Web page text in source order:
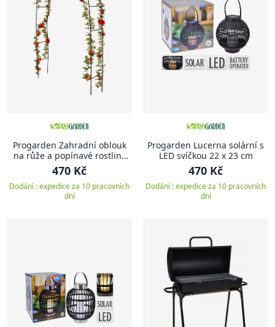
Progarden Zahradní oblouk
na růže a popínavé rostliny
140 x 240 cm
470 Kč
Dodání : expedice za 10 pracovních
dní
Progarden Lucerna solární s
LED svíčkou 22 x 23 cm
470 Kč
Dodání : expedice za 10 pracovních
dní